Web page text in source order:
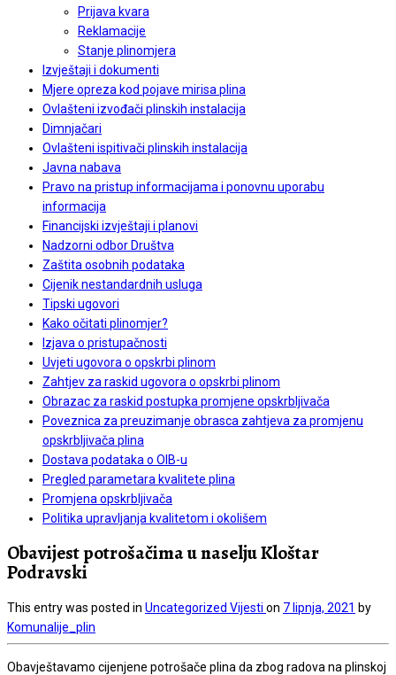
Prijava kvara
Reklamacije
Stanje plinomjera
Izvještaji i dokumenti
Mjere opreza kod pojave mirisa plina
Ovlašteni izvođači plinskih instalacija
Dimnjačari
Ovlašteni ispitivači plinskih instalacija
Javna nabava
Pravo na pristup informacijama i ponovnu uporabu
informacija
Financijski izvještaji i planovi
Nadzorni odbor Društva
Zaštita osobnih podataka
Cijenik nestandardnih usluga
Tipski ugovori
Kako očitati plinomjer?
Izjava o pristupačnosti
Uvjeti ugovora o opskrbi plinom
Zahtjev za raskid ugovora o opskrbi plinom
Obrazac za raskid postupka promjene opskrbljivača
Poveznica za preuzimanje obrasca zahtjeva za promjenu
opskrbljivača plina
Dostava podataka o OIB-u
Pregled parametara kvalitete plina
Promjena opskrbljivača
Politika upravljanja kvalitetom i okolišem
Obavijest potrošačima u naselju Kloštar
Podravski
This entry was posted in Uncategorized Vijesti on 7 lipnja, 2021 by
Komunalije_plin
Obavještavamo cijenjene potrošače plina da zbog radova na plinskoj